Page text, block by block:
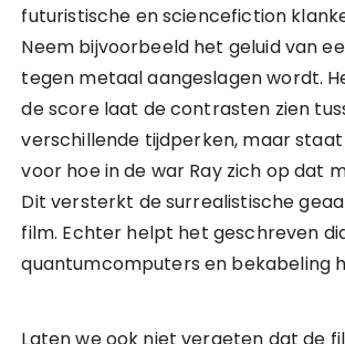
futuristische en sciencefiction
Neem bijvoorbeeld het geluid van
tegen metaal aangeslagen wordt.
de score laat de contrasten zien
verschillende tijdperken, maar
voor hoe in de war Ray zich op dat
Dit versterkt de surrealistische
film. Echter helpt het geschreven
quantumcomputers en bekabeling